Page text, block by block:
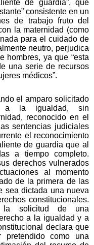
de guardia”, que
consistente en un
de trabajo fruto del
la maternidad (como
para el cuidado de
neutro, perjudica
hombres, ya que “esta
una serie de recursos
médicos”.
el amparo solicitado
a la igualdad, sin
reconocido en el
sentencias judiciales
el reconocimiento
de guardia que al
a tiempo completo.
derechos vulnerados
al momento
de la primera de las
sea dictada una nueva
constitucionales.
solicitud de una
a la igualdad y a
declara que
pretendido como una